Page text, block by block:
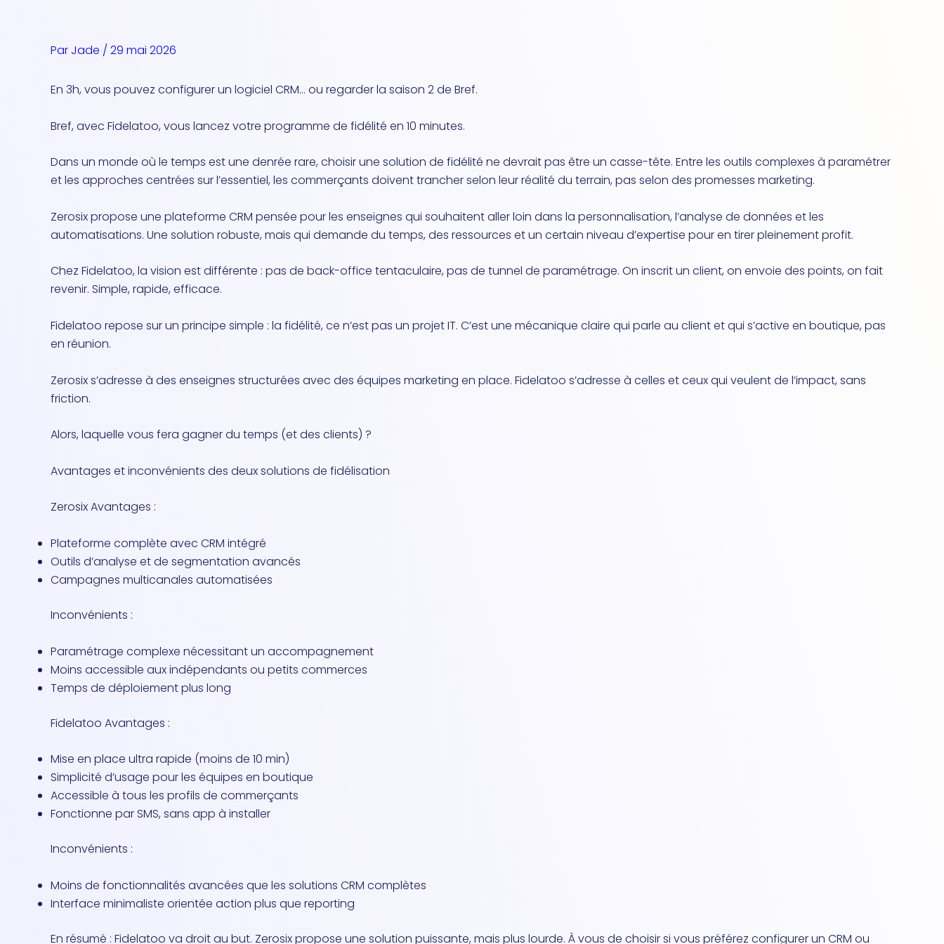
Par Jade / 29 mai 2026
En 3h, vous pouvez configurer un logiciel CRM… ou regarder la saison 2 de Bref.
Bref, avec Fidelatoo, vous lancez votre programme de fidélité en 10 minutes.
Dans un monde où le temps est une denrée rare, choisir une solution de fidélité ne devrait pas être un casse-tête. Entre les outils complexes à paramétrer
et les approches centrées sur l’essentiel, les commerçants doivent trancher selon leur réalité du terrain, pas selon des promesses marketing.
Zerosix propose une plateforme CRM pensée pour les enseignes qui souhaitent aller loin dans la personnalisation, l’analyse de données et les
automatisations. Une solution robuste, mais qui demande du temps, des ressources et un certain niveau d’expertise pour en tirer pleinement profit.
Chez Fidelatoo, la vision est différente : pas de back-office tentaculaire, pas de tunnel de paramétrage. On inscrit un client, on envoie des points, on fait
revenir. Simple, rapide, efficace.
Fidelatoo repose sur un principe simple : la fidélité, ce n’est pas un projet IT. C’est une mécanique claire qui parle au client et qui s’active en boutique, pas
en réunion.
Zerosix s’adresse à des enseignes structurées avec des équipes marketing en place. Fidelatoo s’adresse à celles et ceux qui veulent de l’impact, sans
friction.
Alors, laquelle vous fera gagner du temps (et des clients) ?
Avantages et inconvénients des deux solutions de fidélisation
Zerosix Avantages :
Plateforme complète avec CRM intégré
Outils d’analyse et de segmentation avancés
Campagnes multicanales automatisées
Inconvénients :
Paramétrage complexe nécessitant un accompagnement
Moins accessible aux indépendants ou petits commerces
Temps de déploiement plus long
Fidelatoo Avantages :
Mise en place ultra rapide (moins de 10 min)
Simplicité d’usage pour les équipes en boutique
Accessible à tous les profils de commerçants
Fonctionne par SMS, sans app à installer
Inconvénients :
Moins de fonctionnalités avancées que les solutions CRM complètes
Interface minimaliste orientée action plus que reporting
En résumé : Fidelatoo va droit au but. Zerosix propose une solution puissante, mais plus lourde. À vous de choisir si vous préférez configurer un CRM ou